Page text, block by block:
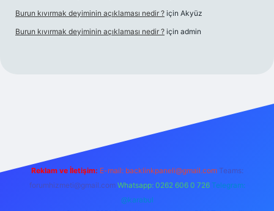
Burun kıvırmak deyiminin açıklaması nedir ? için Akyüz
Burun kıvırmak deyiminin açıklaması nedir ? için admin
Reklam ve İletişim: E-mail: backlinkpaneli@gmail.com Teams:
forumhizmeti@gmail.com Whatsapp: 0262 606 0 726 Telegram:
@karabul